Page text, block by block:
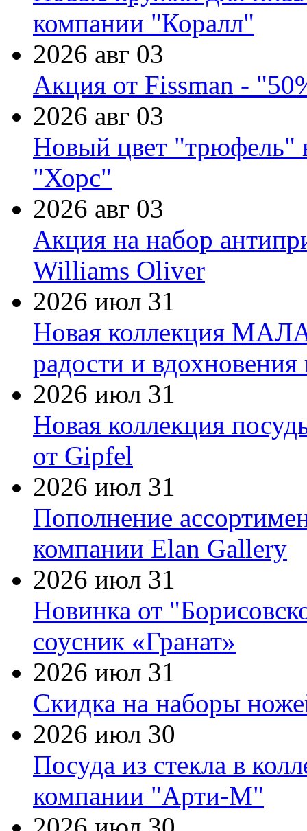
компании "Коралл"
2026 авг 03
Акция от Fissman -
2026 авг 03
Новый цвет "трюфель"
"Хорс"
2026 авг 03
Акция на набор
Williams Oliver
2026 июл 31
Новая коллекция
радости и
2026 июл 31
Новая коллекция
от Gipfel
2026 июл 31
Пополнение
компании Elan Gallery
2026 июл 31
Новинка от
соусник «Гранат»
2026 июл 31
Скидка на наборы
2026 июл 30
Посуда из стекла в
компании "Арти-М"